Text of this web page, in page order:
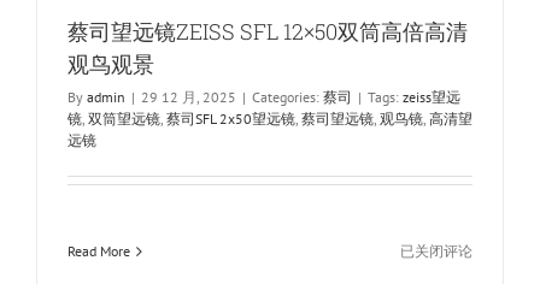
筒
高
清
望
蔡司望远镜ZEISS SFL 12×50双筒高倍高清
观鸟观景
By admin | 29 12 月, 2025 | Categories: 蔡司 | Tags: zeiss望远
镜, 双筒望远镜, 蔡司SFL 2x50望远镜, 蔡司望远镜, 观鸟镜, 高清望
远镜
Read More
蔡
已关闭评论